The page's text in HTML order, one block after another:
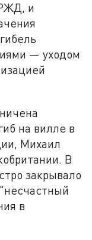
и
— уходом
на вилле в
Михаил
В
закрывало
в